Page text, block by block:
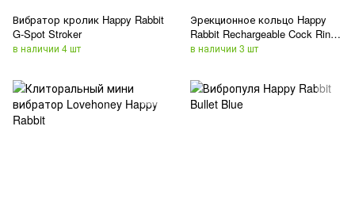
Вибратор кролик Happy Rabbit
G-Spot Stroker
в наличии 4 шт
Эрекционное кольцо Happy
Rabbit Rechargeable Cock Ring
Blue
в наличии 3 шт